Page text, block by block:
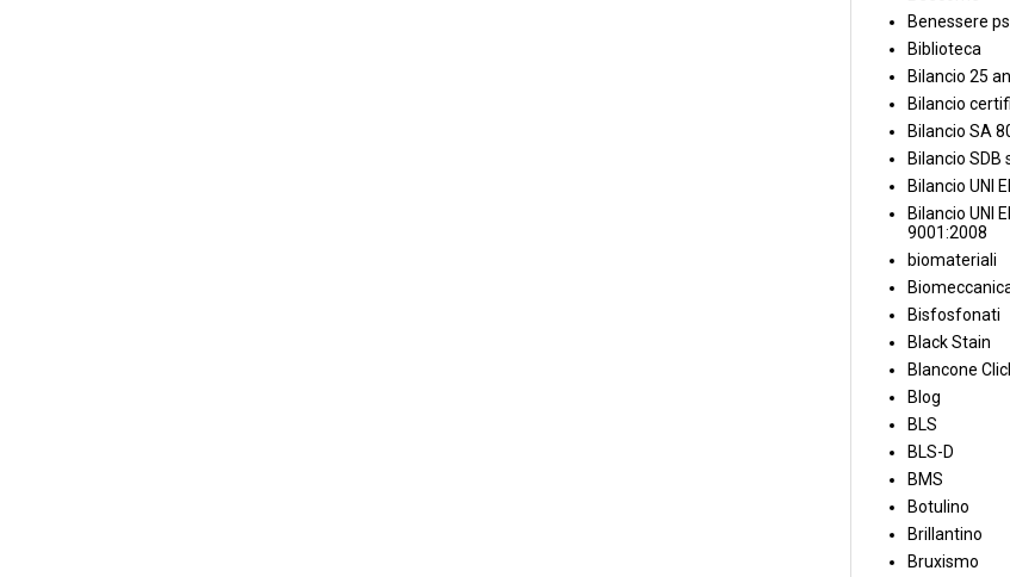
Benessere
Biblioteca
Bilancio 25
Bilancio
Bilancio SA
Bilancio SDB
Bilancio UNI
Bilancio UNI
9001:2008
biomateriali
Bisfosfonati
Black Stain
Blancone
Blog
BLS
BLS-D
BMS
Botulino
Brillantino
Bruxismo